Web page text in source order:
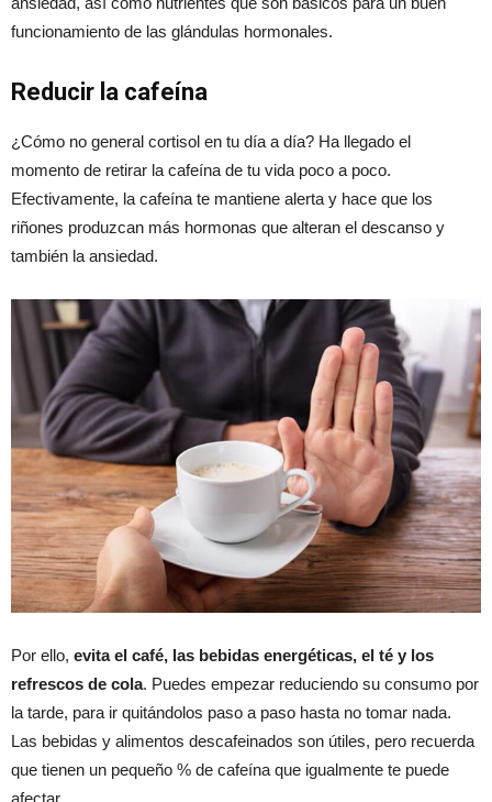
funcionamiento de las glándulas hormonales.
Reducir la cafeína
¿Cómo no general cortisol en tu día a día? Ha llegado el
momento de retirar la cafeína de tu vida poco a poco.
Efectivamente, la cafeína te mantiene alerta y hace que los
riñones produzcan más hormonas que alteran el descanso y
también la ansiedad.
Por ello, evita el café, las bebidas energéticas, el té y los
refrescos de cola. Puedes empezar reduciendo su consumo por
la tarde, para ir quitándolos paso a paso hasta no tomar nada.
Las bebidas y alimentos descafeinados son útiles, pero recuerda
que tienen un pequeño % de cafeína que igualmente te puede